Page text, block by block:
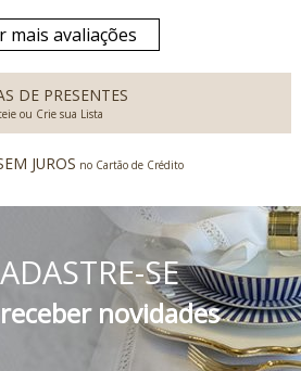
mais avaliações
DE PRESENTES
ou Crie sua Lista
JUROS no Cartão de Crédito
no Boleto Bancário e PIX
GRÁTIS Consulte o Regulamento
SE
novidades